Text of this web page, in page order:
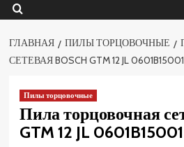
ГЛАВНАЯ ПИЛЫ ТОРЦОВОЧНЫЕ
СЕТЕВАЯ BOSCH GTM 12 JL
Пилы торцовочные
Пила торцовочная
GTM 12 JL